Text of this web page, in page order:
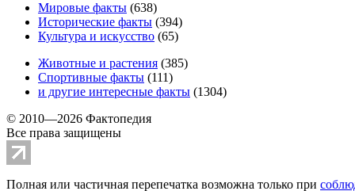
Мировые факты (638)
Исторические факты (394)
Культура и искусство (65)
Животные и растения (385)
Спортивные факты (111)
и другие интересные факты (1304)
© 2010—2026 Фактопедия
Все права защищены
Полная или частичная перепечатка возможна только при